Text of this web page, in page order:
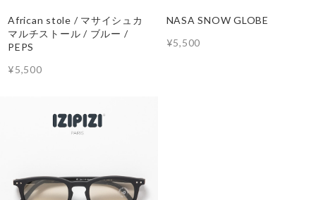
African stole / マサイシュカ
マルチストール / ブルー /
PEPS
¥5,500
NASA SNOW GLOBE
¥5,500